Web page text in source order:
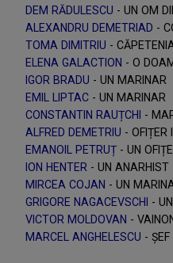
DEM RĂDULESCU - UN OM
ALEXANDRU DEMETRIAD -
TOMA DIMITRIU -
ELENA GALACTION - O
IGOR BRADU - UN MARINAR
EMIL LIPTAC - UN MARINAR
CONSTANTIN RAUȚCHI -
ALFRED DEMETRIU - OFIȚER
EMANOIL PETRUȚ - UN
ION HENTER - UN ANARHIST
MIRCEA COJAN - UN
GRIGORE NAGACEVSCHI -
VICTOR MOLDOVAN -
MARCEL ANGHELESCU -